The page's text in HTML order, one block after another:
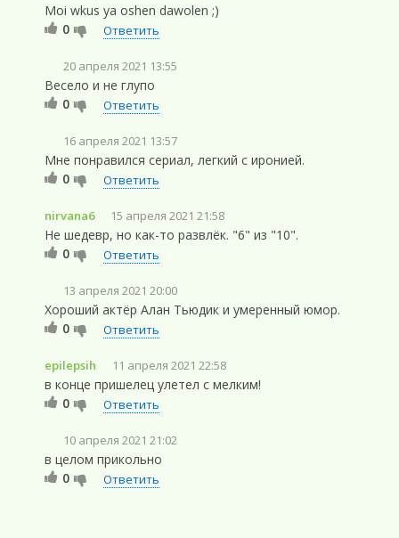
Moi wkus ya oshen dawolen ;)
0
Ответить
20 апреля 2021 13:55
Весело и не глупо
0
Ответить
16 апреля 2021 13:57
Мне понравился сериал, легкий с иронией.
0
Ответить
nirvana6 15 апреля 2021 21:58
Не шедевр, но как-то развлёк. "6" из "10".
0
Ответить
13 апреля 2021 20:00
Хороший актёр Алан Тьюдик и умеренный юмор.
0
Ответить
epilepsih 11 апреля 2021 22:58
в конце пришелец улетел с мелким!
0
Ответить
10 апреля 2021 21:02
в целом прикольно
0
Ответить